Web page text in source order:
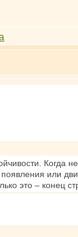
Когда
или
это – конец